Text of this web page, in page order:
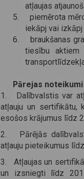
atļaujas
5. piemērota
iekāpj vai
6. braukšanas
tiesību aktiem
Pārejas noteikumi
1. Dalībvalstis var
atļauju un sertifikātu,
esošos krājumus līdz
2. Pārējās
atļauju pieteikumus
3. Atļaujas un
un izsniegti līdz